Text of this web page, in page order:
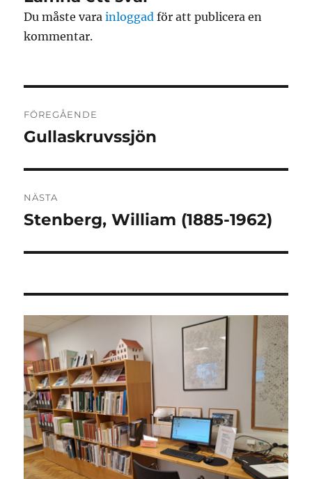
Du måste varainloggad för att publicera en
kommentar.
FÖREGÅENDE
Föregående
Gullaskruvssjön
NÄSTA
Nästa
Stenberg, William (1885-1962)